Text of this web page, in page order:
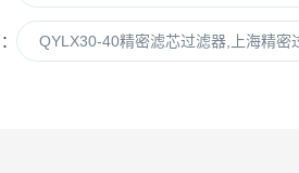
QYLX30-40精密滤芯过滤器,上海精密